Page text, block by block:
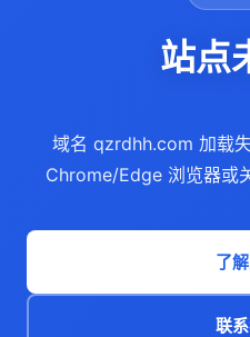
站点
域名 qzrdhh.com 加载
Chrome/Edge 浏览器或
了
联